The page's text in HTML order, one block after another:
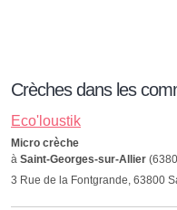
Crèches dans les
Eco'loustik
Micro crèche
à Saint-Georges-sur-Allier
3 Rue de la Fontgrande, 63800